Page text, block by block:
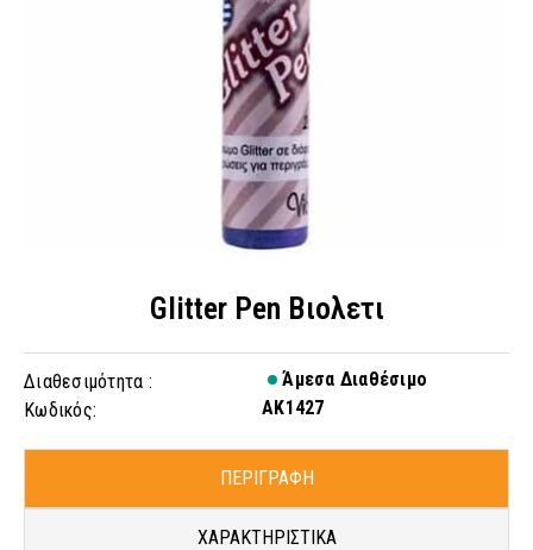
Glitter Pen Βιολετι
Διαθεσιμότητα :
Άμεσα Διαθέσιμο
Κωδικός:
AK1427
ΠΕΡΙΓΡΑΦΗ
ΧΑΡΑΚΤΗΡΙΣΤΙΚΑ